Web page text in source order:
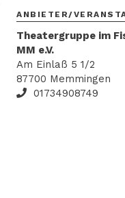
ANBIETER/
Theatergruppe im
MM e.V.
Am Einlaß 5 1/2
87700 Memmingen
01734908749